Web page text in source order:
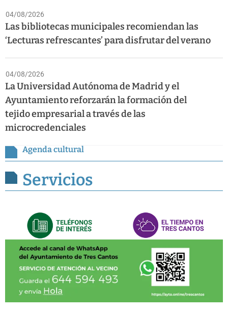
04/08/2026
Las bibliotecas municipales recomiendan las
‘Lecturas refrescantes’ para disfrutar del verano
04/08/2026
La Universidad Autónoma de Madrid y el
Ayuntamiento reforzarán la formación del
tejido empresarial a través de las
microcredenciales
Agenda cultural
Servicios